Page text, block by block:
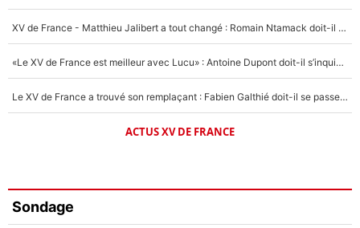
XV de France - Matthieu Jalibert a tout changé : Romain Ntamack doit-il s’inquiéter pour sa place à un an de la Coupe du monde ?
«Le XV de France est meilleur avec Lucu» : Antoine Dupont doit-il s’inquiéter pour sa place ?
Le XV de France a trouvé son remplaçant : Fabien Galthié doit-il se passer d'Antoine Dupont ?
ACTUS XV DE FRANCE
Sondage